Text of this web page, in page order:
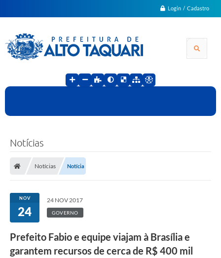
Login / Cadastro
Notícias
Notícias Notícia
NOV
24
24 NOV 2017
GOVERNO
Prefeito Fabio e equipe viajam à Brasília e
garantem recursos de cerca de R$ 400 mil